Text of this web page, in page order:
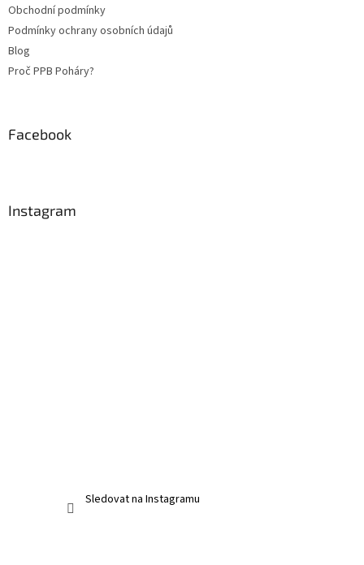
Obchodní podmínky
Podmínky ochrany osobních údajů
Blog
Proč PPB Poháry?
Facebook
Instagram
Sledovat na Instagramu